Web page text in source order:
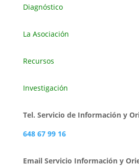
Diagnóstico
La Asociación
Recursos
Investigación
Tel. Servicio de Información y
648 67 99 16
Email Servicio Información y